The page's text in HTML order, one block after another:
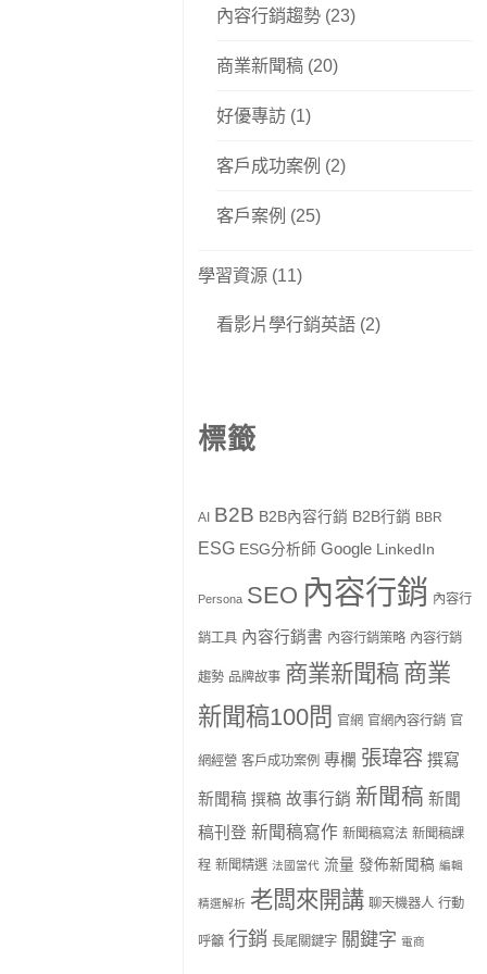
內容行銷趨勢(23)
商業新聞稿(20)
好優專訪(1)
客戶成功案例 (2)
客戶案例 (25)
學習資源 (11)
看影片學行銷英語(2)
標籤
AI B2B B2B內容行銷 B2B行銷 BBR
ESG ESG分析師 Google LinkedIn
Persona SEO 內容行銷 內容行
銷工具 內容行銷書 內容行銷策略 內容行銷
趨勢 品牌故事 商業新聞稿 商業
新聞稿100問 官網 官網內容行銷 官
網經營 客戶成功案例 專欄 張瑋容 撰寫
新聞稿 撰稿 故事行銷 新聞稿 新聞
稿刊登 新聞稿寫作 新聞稿寫法 新聞稿課
程 新聞精選 法國當代 流量 發佈新聞稿 編輯
精選解析 老闆來開講 聊天機器人 行動
呼籲 行銷 長尾關鍵字 關鍵字 電商